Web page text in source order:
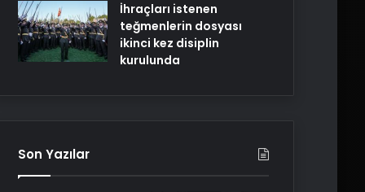
İhraçları istenen
teğmenlerin dosyası
ikinci kez disiplin
kurulunda
Son Yazılar